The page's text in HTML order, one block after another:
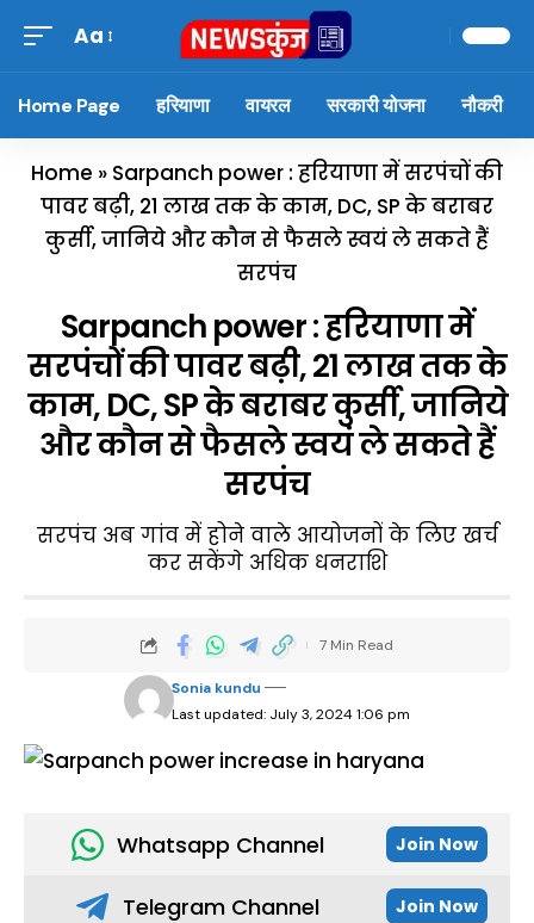
Aa
Home Page हरियाणा वायरल सरकारी योजना नौकरी
Home » Sarpanch power : हरियाणा में सरपंचों की
पावर बढ़ी, 21 लाख तक के काम, DC, SP के बराबर
कुर्सी, जानिये और कौन से फैसले स्वयं ले सकते हैं
सरपंच
Sarpanch power : हरियाणा में
सरपंचों की पावर बढ़ी, 21 लाख तक के
काम, DC, SP के बराबर कुर्सी, जानिये
और कौन से फैसले स्वयं ले सकते हैं
सरपंच
सरपंच अब गांव में होने वाले आयोजनों के लिए खर्च
कर सकेंगे अधिक धनराशि
Last updated: July 3, 2024 1:06 pm
Sonia kundu
7 Min Read
Whatsapp Channel Join Now
Telegram Channel Join Now